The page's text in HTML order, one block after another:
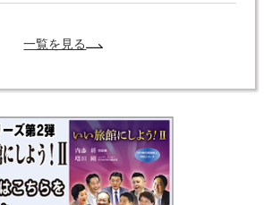
一覧を見る